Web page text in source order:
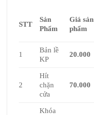
STT
Sản
Phẩm
Giá sản
phẩm
1
Bản lề
KP
20.000
2
Hít
chặn
cửa
70.000
Khóa